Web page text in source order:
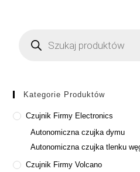
Kategorie Produktów
Czujnik Firmy Electronics
Autonomiczna czujka dymu
Autonomiczna czujka tlenku
Czujnik Firmy Volcano